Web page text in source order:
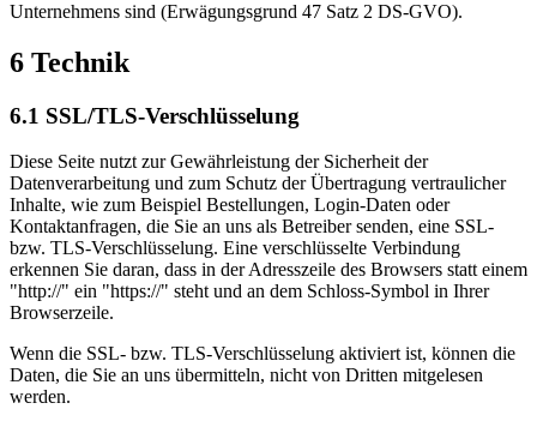
Unternehmens sind (Erwägungsgrund 47 Satz 2 DS-GVO).
6 Technik
6.1 SSL/TLS-Verschlüsselung
Diese Seite nutzt zur Gewährleistung der Sicherheit der
Datenverarbeitung und zum Schutz der Übertragung vertraulicher
Inhalte, wie zum Beispiel Bestellungen, Login-Daten oder
Kontaktanfragen, die Sie an uns als Betreiber senden, eine SSL-
bzw. TLS-Verschlüsselung. Eine verschlüsselte Verbindung
erkennen Sie daran, dass in der Adresszeile des Browsers statt einem
"http://" ein "https://" steht und an dem Schloss-Symbol in Ihrer
Browserzeile.
Wenn die SSL- bzw. TLS-Verschlüsselung aktiviert ist, können die
Daten, die Sie an uns übermitteln, nicht von Dritten mitgelesen
werden.